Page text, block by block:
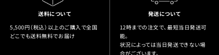
送料について
5,500円（税込）以上のご購入で全国
どこでも送料無料でお届け
発送について
12時までの注文で、最短当日発送可
能。
状況によっては当日発送できない場
合がございます。